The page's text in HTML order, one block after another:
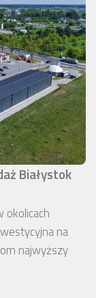
Białystok
okolicach
na
najwyższy